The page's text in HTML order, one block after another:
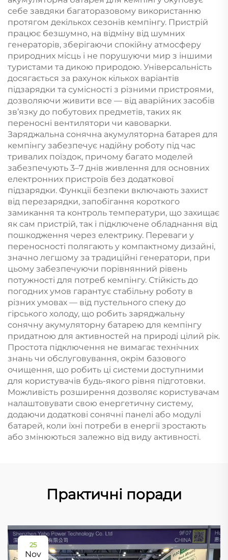
себе завдяки багаторазовому використанню
протягом декількох сезонів кемпінгу. Пристрій
працює безшумно, на відміну від шумних
генераторів, зберігаючи спокійну атмосферу
природних місць і не порушуючи мир з іншими
туристами та дикою природою. Універсальність
досягається за рахунок кількох варіантів
підзарядки та сумісності з різними пристроями,
дозволяючи живити все — від аварійних засобів
зв’язку до побутових предметів, таких як
переносні вентилятори чи кавоварки.
Заряджальна сонячна акумуляторна батарея для
кемпінгу забезпечує надійну роботу під час
тривалих поїздок, причому багато моделей
забезпечують 3–7 днів живлення для основних
електронних пристроїв без додаткової
підзарядки. Функції безпеки включають захист
від перезарядки, запобігання короткого
замикання та контроль температури, що захищає
як сам пристрій, так і підключене обладнання від
пошкодження через електрику. Переваги у
переносності полягають у компактному дизайні,
значно легшому за традиційні генератори, при
цьому забезпечуючи порівнянний рівень
потужності для потреб кемпінгу. Стійкість до
погодних умов гарантує стабільну роботу в
різних умовах — від пустельного спеку до
гірського холоду, що робить заряджальну
сонячну акумуляторну батарею для кемпінгу
придатною для активностей на природі цілий рік.
Простота підключення не вимагає технічних
знань чи обслуговування, окрім базового
очищення, що робить ці системи доступними
для користувачів будь-якого рівня підготовки.
Можливість розширення дозволяє користувачам
налаштовувати свою енергетичну систему,
додаючи додаткові сонячні панелі або модулі
батарей, коли їхні потреби в енергії зростають
або змінюються залежно від виду активності.
Практичні поради
25
Nov